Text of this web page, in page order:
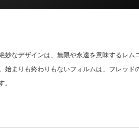
妙なデザインは、無限や永遠を意味するレム
始まりも終わりもないフォルムは、フレッ
。